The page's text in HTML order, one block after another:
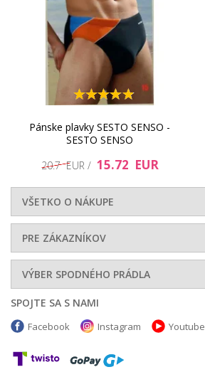
Pánske plavky SESTO SENSO -
SESTO SENSO
20.7 EUR / 15.72 EUR
VŠETKO O NÁKUPE
PRE ZÁKAZNÍKOV
VÝBER SPODNÉHO PRÁDLA
SPOJTE SA S NAMI
Facebook Instagram Youtube